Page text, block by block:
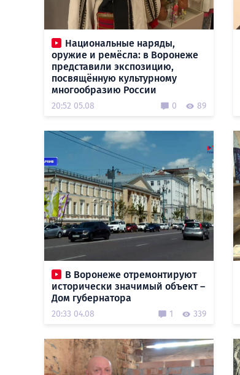
Национальные наряды,
оружие и ремёсла: в Воронеже
представили экспозицию,
посвящённую культурному
многообразию России
20:52 05.08 0 89
В Воронеже отремонтируют
исторически значимый объект –
Дом губернатора
20:33 04.08 1 339